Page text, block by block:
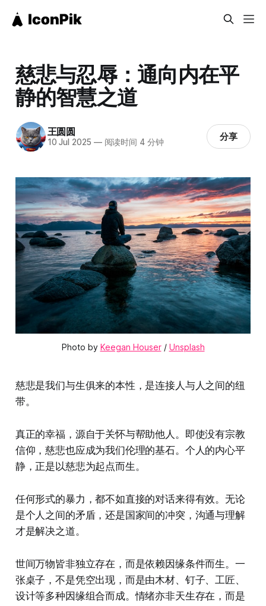
慈悲与忍辱：通向内在平
静的智慧之道
王圆圆
10 Jul 2025 —阅读时间 4 分钟 分享
Photo by Keegan Houser / Unsplash
慈悲是我们与生俱来的本性，是连接人与人之间的纽
带。
真正的幸福，源自于关怀与帮助他人。即使没有宗教
信仰，慈悲也应成为我们伦理的基石。个人的内心平
静，正是以慈悲为起点而生。
任何形式的暴力，都不如直接的对话来得有效。无论
是个人之间的矛盾，还是国家间的冲突，沟通与理解
才是解决之道。
世间万物皆非独立存在，而是依赖因缘条件而生。一
张桌子，不是凭空出现，而是由木材、钉子、工匠、
设计等多种因缘组合而成。情绪亦非天生存在，而是